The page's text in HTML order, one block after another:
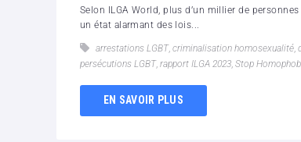
Selon ILGA World, plus d’un millier de
un état alarmant des lois...
arrestations LGBT, criminalisation homosexualité,
persécutions LGBT, rapport ILGA 2023, Stop
EN SAVOIR PLUS